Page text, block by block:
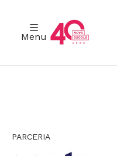
Menu
PARCERIA